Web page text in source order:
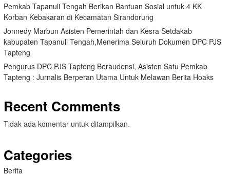
Pemkab Tapanuli Tengah Berikan Bantuan Sosial untuk 4 KK
Korban Kebakaran di Kecamatan Sirandorung
Jonnedy Marbun Asisten Pemerintah dan Kesra Setdakab
kabupaten Tapanuli Tengah,Menerima Seluruh Dokumen DPC PJS
Tapteng
Pengurus DPC PJS Tapteng Beraudensi, Asisten Satu Pemkab
Tapteng : Jurnalis Berperan Utama Untuk Melawan Berita Hoaks
Recent Comments
Tidak ada komentar untuk ditampilkan.
Categories
Berita